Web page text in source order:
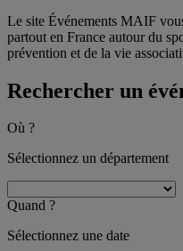
Le site Événements MAIF
partout en France autour du
prévention et de la vie
Rechercher un
Où ?
Sélectionnez un département
Quand ?
Sélectionnez une date